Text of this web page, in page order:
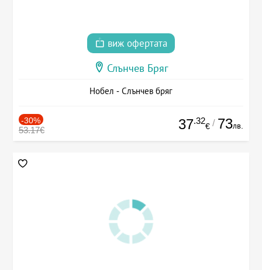
виж офертата
Слънчев Бряг
Нобел - Слънчев бряг
-30%
53.17€ 37.32
€ / 73лв.